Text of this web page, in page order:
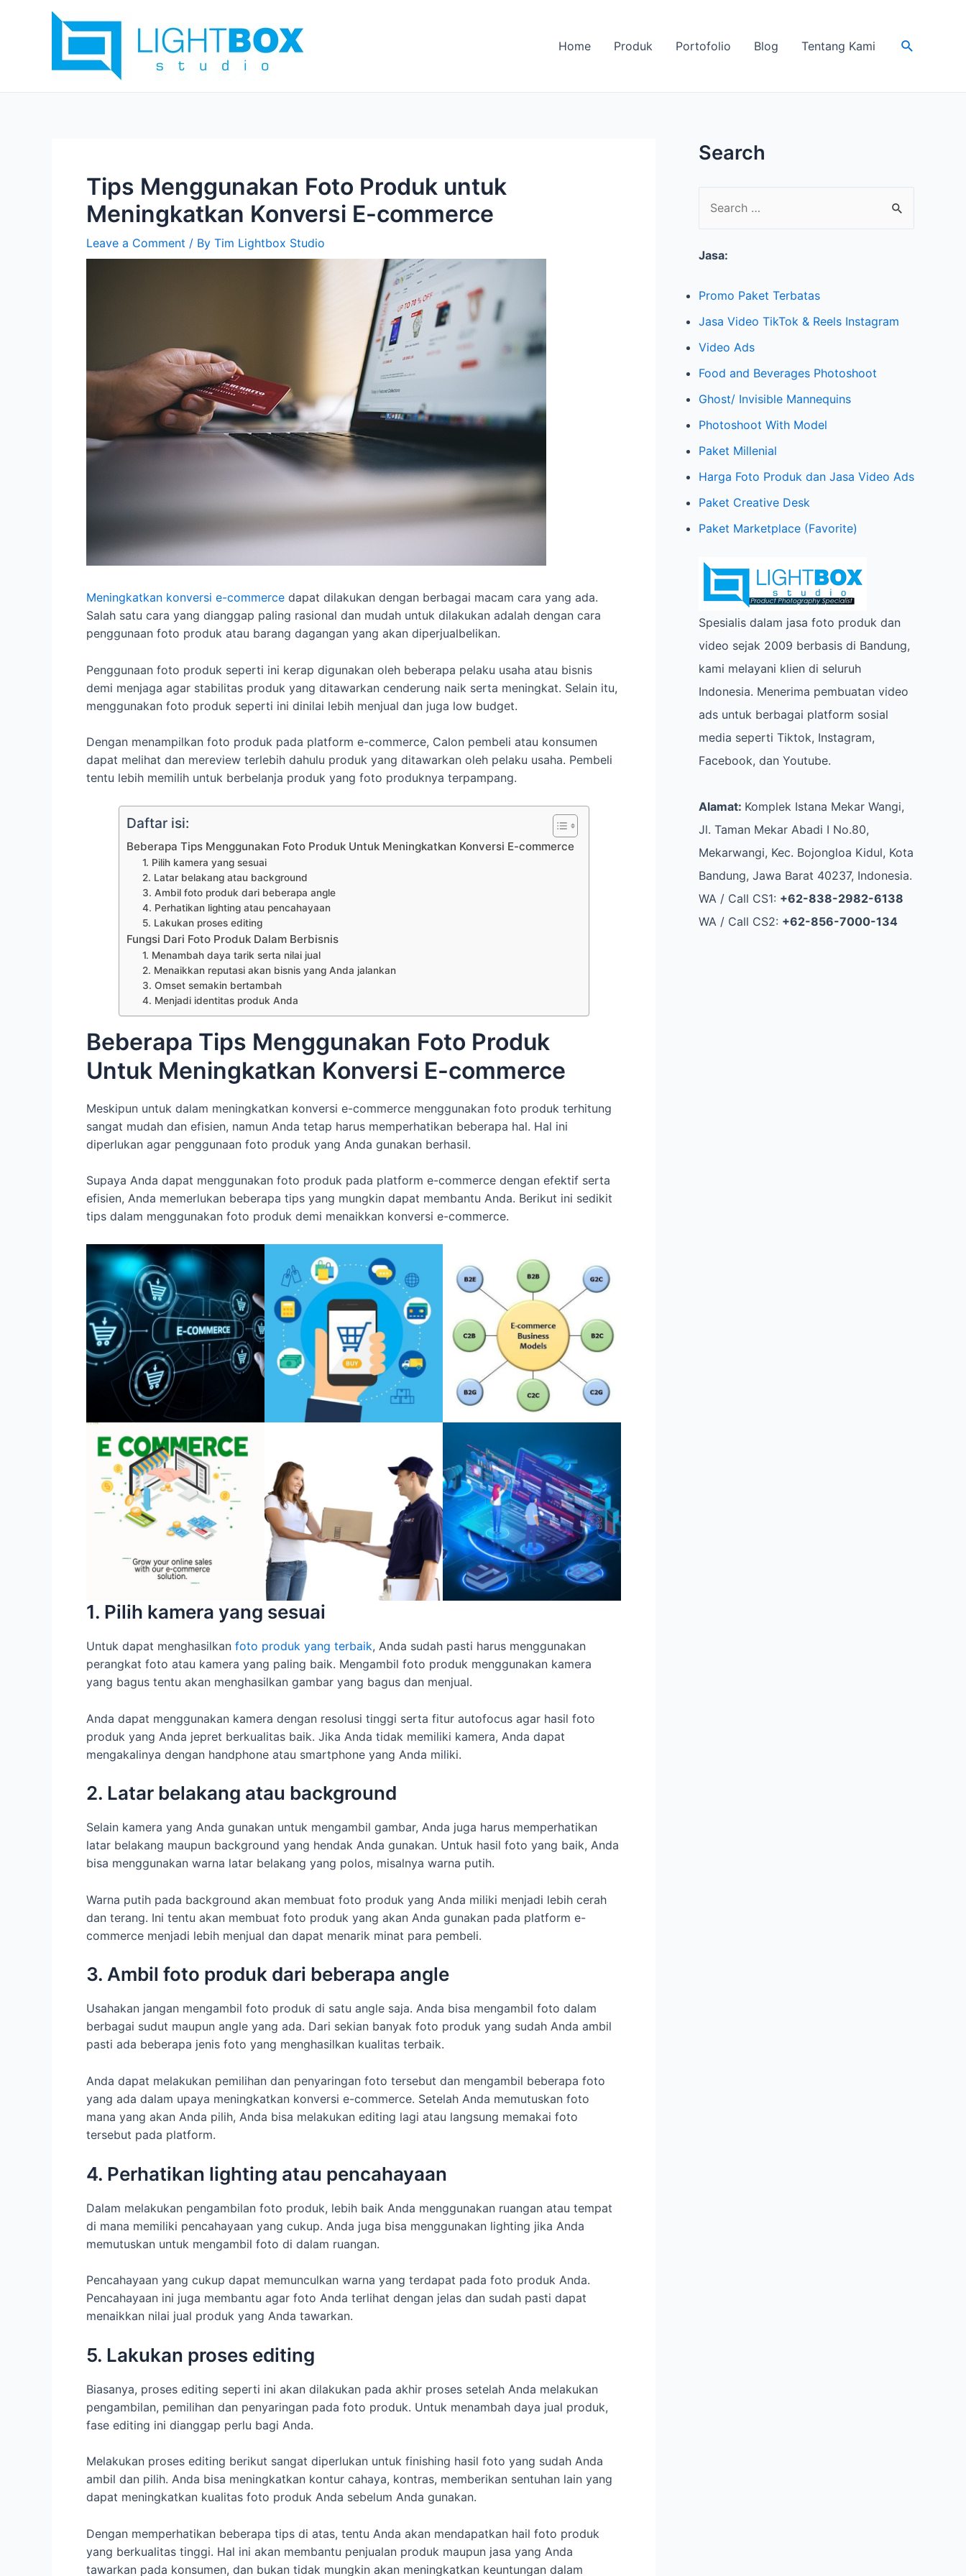
Home Produk Portofolio Blog Tentang Kami Search
Tips Menggunakan Foto Produk untuk
Meningkatkan Konversi E-commerce
Leave a Comment / By Tim Lightbox Studio
Meningkatkan konversi e-commerce dapat dilakukan dengan berbagai macam cara yang ada.
Salah satu cara yang dianggap paling rasional dan mudah untuk dilakukan adalah dengan cara
penggunaan foto produk atau barang dagangan yang akan diperjualbelikan.
Penggunaan foto produk seperti ini kerap digunakan oleh beberapa pelaku usaha atau bisnis
demi menjaga agar stabilitas produk yang ditawarkan cenderung naik serta meningkat. Selain itu,
menggunakan foto produk seperti ini dinilai lebih menjual dan juga low budget.
Dengan menampilkan foto produk pada platform e-commerce, Calon pembeli atau konsumen
dapat melihat dan mereview terlebih dahulu produk yang ditawarkan oleh pelaku usaha. Pembeli
tentu lebih memilih untuk berbelanja produk yang foto produknya terpampang.
Daftar isi:
Beberapa Tips Menggunakan Foto Produk Untuk Meningkatkan Konversi E-commerce
1. Pilih kamera yang sesuai
2. Latar belakang atau background
3. Ambil foto produk dari beberapa angle
4. Perhatikan lighting atau pencahayaan
5. Lakukan proses editing
Fungsi Dari Foto Produk Dalam Berbisnis
1. Menambah daya tarik serta nilai jual
2. Menaikkan reputasi akan bisnis yang Anda jalankan
3. Omset semakin bertambah
4. Menjadi identitas produk Anda
Beberapa Tips Menggunakan Foto Produk
Untuk Meningkatkan Konversi E-commerce
Meskipun untuk dalam meningkatkan konversi e-commerce menggunakan foto produk terhitung
sangat mudah dan efisien, namun Anda tetap harus memperhatikan beberapa hal. Hal ini
diperlukan agar penggunaan foto produk yang Anda gunakan berhasil.
Supaya Anda dapat menggunakan foto produk pada platform e-commerce dengan efektif serta
efisien, Anda memerlukan beberapa tips yang mungkin dapat membantu Anda. Berikut ini sedikit
tips dalam menggunakan foto produk demi menaikkan konversi e-commerce.
1. Pilih kamera yang sesuai
Untuk dapat menghasilkan foto produk yang terbaik, Anda sudah pasti harus menggunakan
perangkat foto atau kamera yang paling baik. Mengambil foto produk menggunakan kamera
yang bagus tentu akan menghasilkan gambar yang bagus dan menjual.
Anda dapat menggunakan kamera dengan resolusi tinggi serta fitur autofocus agar hasil foto
produk yang Anda jepret berkualitas baik. Jika Anda tidak memiliki kamera, Anda dapat
mengakalinya dengan handphone atau smartphone yang Anda miliki.
2. Latar belakang atau background
Selain kamera yang Anda gunakan untuk mengambil gambar, Anda juga harus memperhatikan
latar belakang maupun background yang hendak Anda gunakan. Untuk hasil foto yang baik, Anda
bisa menggunakan warna latar belakang yang polos, misalnya warna putih.
Warna putih pada background akan membuat foto produk yang Anda miliki menjadi lebih cerah
dan terang. Ini tentu akan membuat foto produk yang akan Anda gunakan pada platform e-
commerce menjadi lebih menjual dan dapat menarik minat para pembeli.
3. Ambil foto produk dari beberapa angle
Usahakan jangan mengambil foto produk di satu angle saja. Anda bisa mengambil foto dalam
berbagai sudut maupun angle yang ada. Dari sekian banyak foto produk yang sudah Anda ambil
pasti ada beberapa jenis foto yang menghasilkan kualitas terbaik.
Anda dapat melakukan pemilihan dan penyaringan foto tersebut dan mengambil beberapa foto
yang ada dalam upaya meningkatkan konversi e-commerce. Setelah Anda memutuskan foto
mana yang akan Anda pilih, Anda bisa melakukan editing lagi atau langsung memakai foto
tersebut pada platform.
4. Perhatikan lighting atau pencahayaan
Dalam melakukan pengambilan foto produk, lebih baik Anda menggunakan ruangan atau tempat
di mana memiliki pencahayaan yang cukup. Anda juga bisa menggunakan lighting jika Anda
memutuskan untuk mengambil foto di dalam ruangan.
Pencahayaan yang cukup dapat memunculkan warna yang terdapat pada foto produk Anda.
Pencahayaan ini juga membantu agar foto Anda terlihat dengan jelas dan sudah pasti dapat
menaikkan nilai jual produk yang Anda tawarkan.
5. Lakukan proses editing
Biasanya, proses editing seperti ini akan dilakukan pada akhir proses setelah Anda melakukan
pengambilan, pemilihan dan penyaringan pada foto produk. Untuk menambah daya jual produk,
fase editing ini dianggap perlu bagi Anda.
Melakukan proses editing berikut sangat diperlukan untuk finishing hasil foto yang sudah Anda
ambil dan pilih. Anda bisa meningkatkan kontur cahaya, kontras, memberikan sentuhan lain yang
dapat meningkatkan kualitas foto produk Anda sebelum Anda gunakan.
Dengan memperhatikan beberapa tips di atas, tentu Anda akan mendapatkan hail foto produk
yang berkualitas tinggi. Hal ini akan membantu penjualan produk maupun jasa yang Anda
tawarkan pada konsumen, dan bukan tidak mungkin akan meningkatkan keuntungan dalam
navigation
Search
a
c
h
f
o
r
:
Jasa:
Promo Paket Terbatas
Jasa Video TikTok & Reels Instagram
Video Ads
Food and Beverages Photoshoot
Ghost/ Invisible Mannequins
Photoshoot With Model
Paket Millenial
Harga Foto Produk dan Jasa Video Ads
Paket Creative Desk
Paket Marketplace (Favorite)
Spesialis dalam jasa foto produk dan
video sejak 2009 berbasis di Bandung,
kami melayani klien di seluruh
Indonesia. Menerima pembuatan video
ads untuk berbagai platform sosial
media seperti Tiktok, Instagram,
Facebook, dan Youtube.
Alamat: Komplek Istana Mekar Wangi,
Jl. Taman Mekar Abadi I No.80,
Mekarwangi, Kec. Bojongloa Kidul, Kota
Bandung, Jawa Barat 40237, Indonesia.
WA / Call CS1: +62-838-2982-6138
WA / Call CS2: +62-856-7000-134